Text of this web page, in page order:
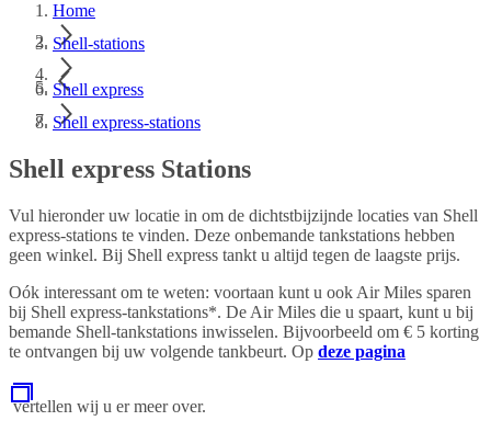
Home
Shell-stations
Shell express
Shell express-stations
Shell express Stations
Vul hieronder uw locatie in om de dichtstbijzijnde locaties van Shell
express-stations te vinden. Deze onbemande tankstations hebben
geen winkel. Bij Shell express tankt u altijd tegen de laagste prijs.
Oók interessant om te weten: voortaan kunt u ook Air Miles sparen
bij Shell express-tankstations*. De Air Miles die u spaart, kunt u bij
bemande Shell-tankstations inwisselen. Bijvoorbeeld om € 5 korting
te ontvangen bij uw volgende tankbeurt. Op deze pagina
vertellen wij u er meer over.